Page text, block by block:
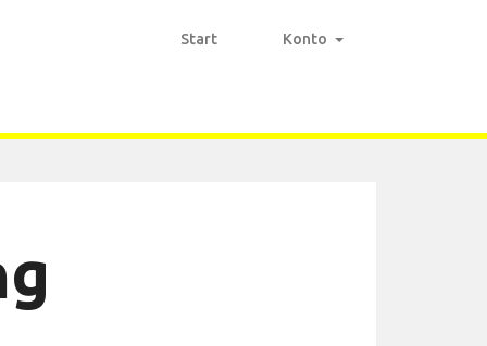
Start Konto